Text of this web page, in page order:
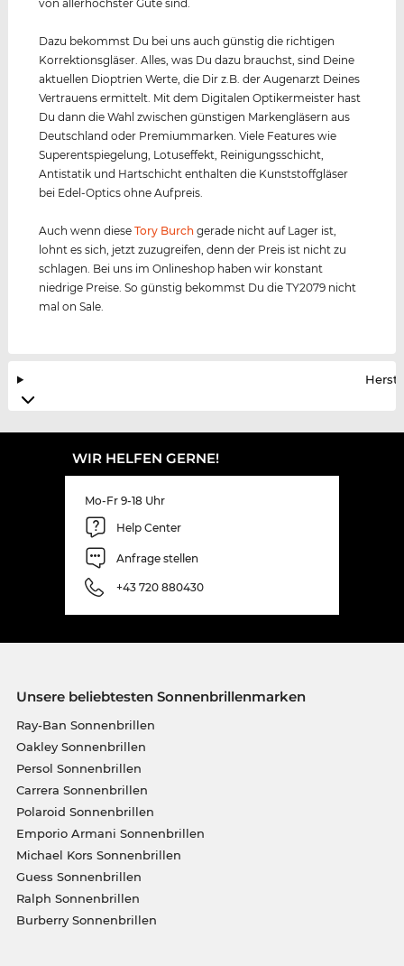
von allerhöchster Güte sind.
Dazu bekommst Du bei uns auch günstig die richtigen
Korrektionsgläser. Alles, was Du dazu brauchst, sind Deine
aktuellen Dioptrien Werte, die Dir z.B. der Augenarzt Deines
Vertrauens ermittelt. Mit dem Digitalen Optikermeister hast
Du dann die Wahl zwischen günstigen Markengläsern aus
Deutschland oder Premiummarken. Viele Features wie
Superentspiegelung, Lotuseffekt, Reinigungsschicht,
Antistatik und Hartschicht enthalten die Kunststoffgläser
bei Edel-Optics ohne Aufpreis.
Auch wenn dieseTory Burch gerade nicht auf Lager ist,
lohnt es sich, jetzt zuzugreifen, denn der Preis ist nicht zu
schlagen. Bei uns im Onlineshop haben wir konstant
niedrige Preise. So günstig bekommst Du die TY2079 nicht
mal on Sale.
WIR HELFEN GERNE!
Mo-Fr 9-18 Uhr
Help Center
Anfrage stellen
+43 720 880430
Unsere beliebtesten Sonnenbrillenmarken
Ray-Ban Sonnenbrillen
Oakley Sonnenbrillen
Persol Sonnenbrillen
Carrera Sonnenbrillen
Polaroid Sonnenbrillen
Emporio Armani Sonnenbrillen
Michael Kors Sonnenbrillen
Guess Sonnenbrillen
Ralph Sonnenbrillen
Burberry Sonnenbrillen